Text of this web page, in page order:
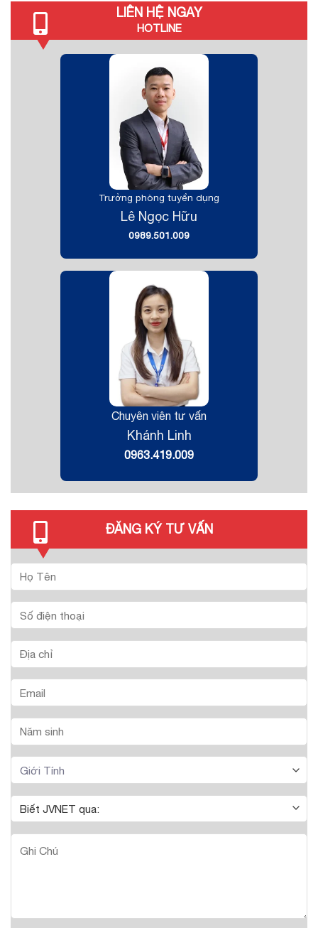
LIÊN HỆ NGAY
HOTLINE
Trưởng phòng tuyển dụng
Lê Ngọc Hữu
0989.501.009
Chuyên viên tư vấn
Khánh Linh
0963.419.009
ĐĂNG KÝ TƯ VẤN